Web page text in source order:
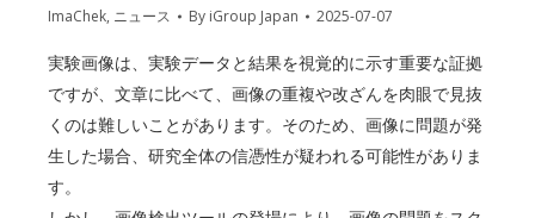
ImaChek, ニュース By iGroup Japan 2025-07-07
実験画像は、実験データと結果を視覚的に示す重要な証拠
ですが、文章に比べて、画像の重複や改ざんを肉眼で見抜
くのは難しいことがあります。そのため、画像に問題が発
生した場合、研究全体の信憑性が疑われる可能性がありま
す。